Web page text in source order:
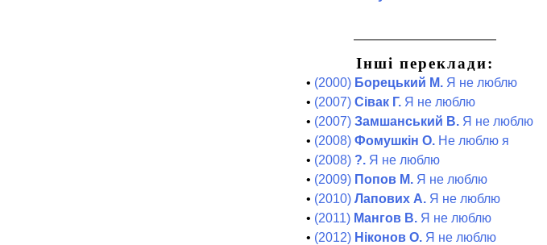
Інші переклади:
• (2000) Борецький М.Я не люблю
• (2007) Сівак Г.Я не люблю
• (2007) Замшанський В.Я не люблю
• (2008) Фомушкін О.Не люблю я
• (2008) ?.Я не люблю
• (2009) Попов М.Я не люблю
• (2010) Лапових А.Я не люблю
• (2011) Мангов В.Я не люблю
• (2012) Ніконов О.Я не люблю